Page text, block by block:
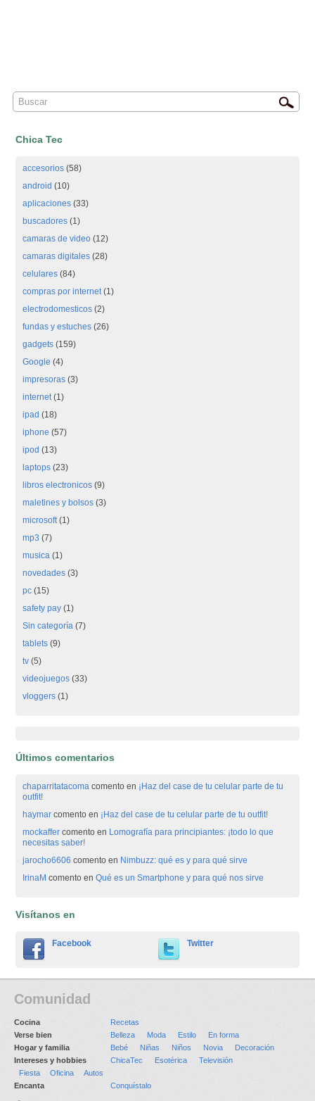
Chica Tec
accesorios (58)
android (10)
aplicaciones (33)
buscadores (1)
camaras de video (12)
camaras digitales (28)
celulares (84)
compras por internet(1)
electrodomesticos (2)
fundas y estuches (26)
gadgets (159)
Google (4)
impresoras (3)
internet(1)
ipad (18)
iphone (57)
ipod (13)
laptops (23)
libros electronicos (9)
maletines y bolsos (3)
microsoft(1)
mp3 (7)
musica (1)
novedades (3)
pc (15)
safety pay (1)
Sin categoría (7)
tablets (9)
tv (5)
videojuegos (33)
vloggers (1)
Últimos comentarios
chaparritatacoma comento en ¡Haz del case de tu celular parte de tu
outfit!
haymar comento en ¡Haz del case de tu celular parte de tu outfit!
mockaffer comento en Lomografía para principiantes: ¡todo lo que
necesitas saber!
jarocho6606 comento en Nimbuzz: qué es y para qué sirve
IrinaM comento enQué es un Smartphone y para qué nos sirve
Visítanos en
Facebook Twitter
Comunidad
Cocina
Recetas
Verse bien
Belleza Moda Estilo
En forma
Hogar y familia
Bebé Niñas Niños Novia
Decoración
Intereses y hobbies
ChicaTec Esotérica
Televisión
Fiesta
Oficina
Autos
Encanta
Conquístalo